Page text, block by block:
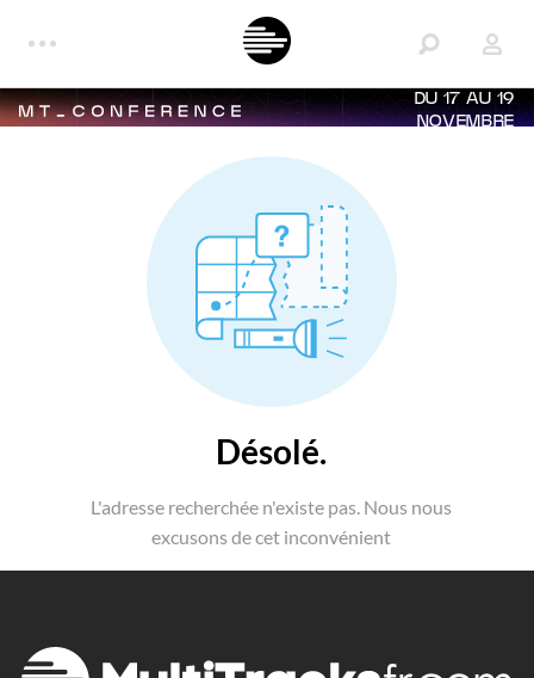
DU 17 AU 19
NOVEMBRE
Désolé.
L'adresse recherchée n'existe pas. Nous nous
excusons de cet inconvénient